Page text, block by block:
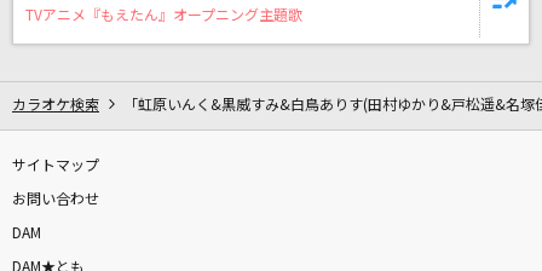
稲垣潤一
臍淑女-ヴィーナス-
T.M.Revolution
Chessboard
Official髭男dism
[生音]片想い
TVアニメ『もえたん』オープニング主題歌
カラオケ検索 「虹原いんく&黒威すみ&白鳥ありす(田村ゆかり&戸松遥&名塚
サイトマップ
お問い合わせ
DAM
DAM★とも